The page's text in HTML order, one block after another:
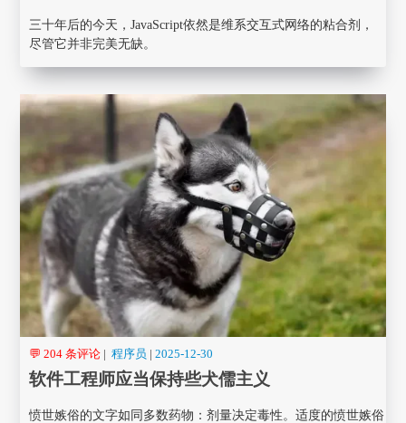
三十年后的今天，JavaScript依然是维系交互式网络的粘合剂，
尽管它并非完美无缺。
💬 204 条评论 | 程序员 |2025-12-30
软件工程师应当保持些犬儒主义
愤世嫉俗的文字如同多数药物：剂量决定毒性。适度的愤世嫉俗